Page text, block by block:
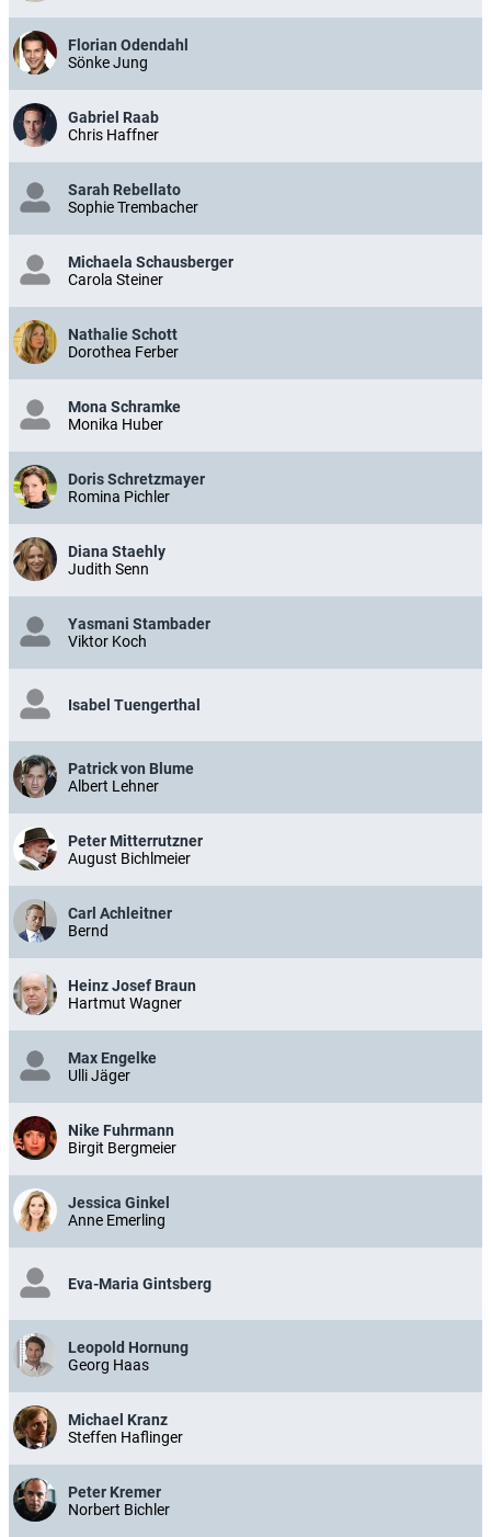
Florian Odendahl
Sönke Jung
Gabriel Raab
Chris Haffner
Sarah Rebellato
Sophie Trembacher
Michaela Schausberger
Carola Steiner
Nathalie Schott
Dorothea Ferber
Mona Schramke
Monika Huber
Doris Schretzmayer
Romina Pichler
Diana Staehly
Judith Senn
Yasmani Stambader
Viktor Koch
Isabel Tuengerthal
Patrick von Blume
Albert Lehner
Peter Mitterrutzner
August Bichlmeier
Carl Achleitner
Bernd
Heinz Josef Braun
Hartmut Wagner
Max Engelke
Ulli Jäger
Nike Fuhrmann
Birgit Bergmeier
Jessica Ginkel
Anne Emerling
Eva-Maria Gintsberg
Leopold Hornung
Georg Haas
Michael Kranz
Steffen Haflinger
Peter Kremer
Norbert Bichler